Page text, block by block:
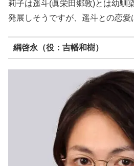
莉子は遥斗(眞栄田郷敦)とは幼馴
発展しそうですが、遥斗との恋愛
綱啓永（役：吉幡和樹）